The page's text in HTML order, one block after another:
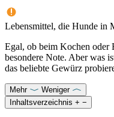
Lebensmittel, die Hunde in
Egal, ob beim Kochen oder
besondere Note. Aber was
das beliebte Gewürz
Mehr
Weniger
Inhaltsverzeichnis + −